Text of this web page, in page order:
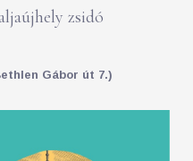
zsidó
Gábor út 7.)